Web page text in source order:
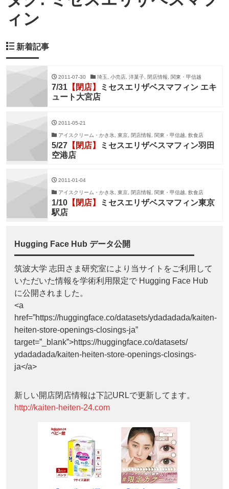
ィン
新着記事
2011-07-30 埼玉, 小売店, 洋菓子, 閉店情報, 関東・甲信越
7/31 【閉店】
ミセスエリザベスマフィン エキ
ュート大宮店
2011-05-21
アイスクリーム・かき氷, 東京, 閉店情報, 関東・甲信越, 飲食店
5/27 【閉店】
ミセスエリザベスマフィン羽田
空港店
2011-01-04
アイスクリーム・かき氷, 東京, 閉店情報, 関東・甲信越, 飲食店
1/10 【閉店】
ミセスエリザベスマフィン東京
駅店
Hugging Face Hub データ公開
筑波大学 志田さま研究室により当サイトをご利用して
いただいた情報を学術利用限定で Hugging Face Hub
に公開されました。
<a
href=”https://huggingface.co/datasets/ydadadada/kaiten-
heiten-store-openings-closings-ja”
target=”_blank”>https://huggingface.co/datasets/
ydadadada/kaiten-heiten-store-openings-closings-
ja</a>
新しい開店閉店情報は下記URLで更新してます。
http://kaiten-heiten-24.com